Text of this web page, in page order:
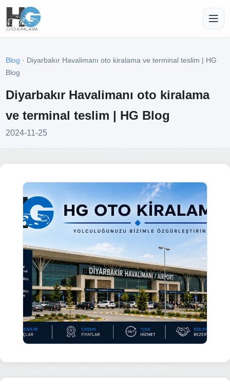
Blog · Diyarbakır Havalimanı oto kiralama ve terminal teslim | HG
Blog
Diyarbakır Havalimanı oto kiralama
ve terminal teslim | HG Blog
2024-11-25